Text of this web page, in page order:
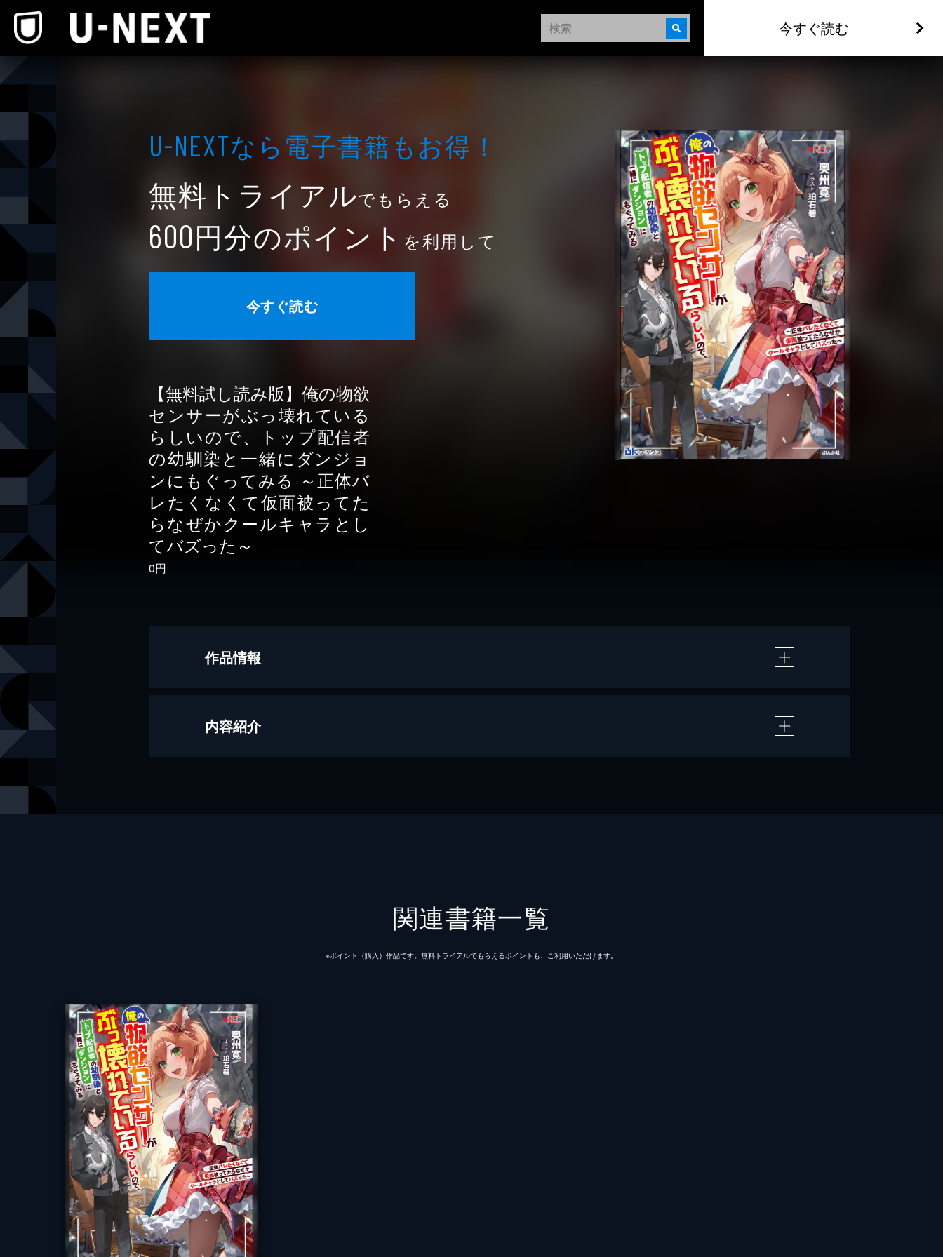
今すぐ読む
U-NEXTなら電⼦書籍もお得！
無料トライアルでもらえる
600円分のポイント を利用して
今すぐ読む
【無料試し読み版】俺の物欲
センサーがぶっ壊れている
らしいので、トップ配信者
の幼馴染と一緒にダンジョ
ンにもぐってみる ～正体バ
レたくなくて仮面被ってた
らなぜかクールキャラとし
てバズった～
0円
作品情報
著者
内容紹介
関連書籍一覧
※ポイント（購⼊）作品です。無料トライアルでもらえるポイントも、ご利⽤いただけます。